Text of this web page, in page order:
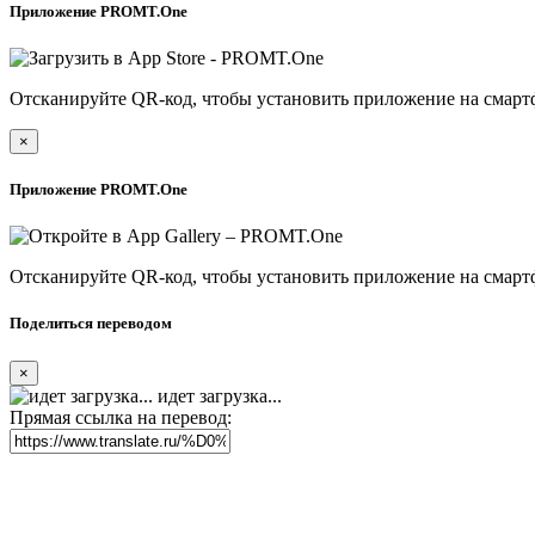
Приложение PROMT.One
Отсканируйте QR-код, чтобы установить приложение на
×
Приложение PROMT.One
Отсканируйте QR-код, чтобы установить приложение на
Поделиться переводом
×
идет загрузка...
Прямая ссылка на перевод: